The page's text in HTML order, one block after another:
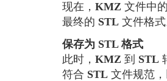
现在， KMZ 文件中
最终的 STL 文件格
保存为 STL 格式
此时， KMZ 到 STL
符合 STL 文件规范